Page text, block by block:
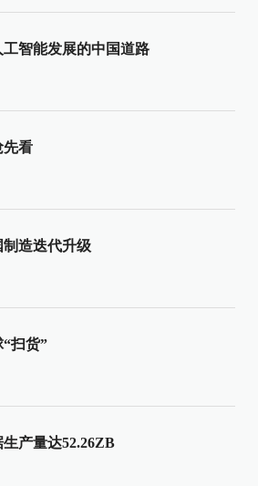
智能发展的中国道路
先看
制造迭代升级
扫货”
产量达52.26ZB